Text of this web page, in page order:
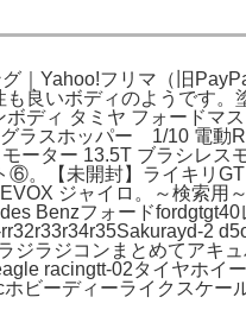
｜Yahoo!フリマ（旧
良いボディのようです。
ボディ タミヤ フォード
ラスホッパー 1/10 電動
ーター 13.5T ブラシレス
。【未開封】ライキリ
ジャイロ。～検索用
Benzフォードfordgtgt40
2
ラジコンまとめてアキ
racingtt-02タイヤホイ
ビーディーライクスケー